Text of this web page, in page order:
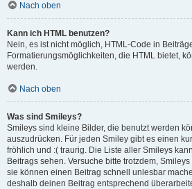
Nach oben
Kann ich HTML benutzen?
Nein, es ist nicht möglich, HTML-Code in
Formatierungsmöglichkeiten, die HTML bietet,
werden.
Nach oben
Was sind Smileys?
Smileys sind kleine Bilder, die benutzt werden
auszudrücken. Für jeden Smiley gibt es einen
fröhlich und :( traurig. Die Liste aller Smileys
Beitrags sehen. Versuche bitte trotzdem,
sie können einen Beitrag schnell unlesbar
deshalb deinen Beitrag entsprechend